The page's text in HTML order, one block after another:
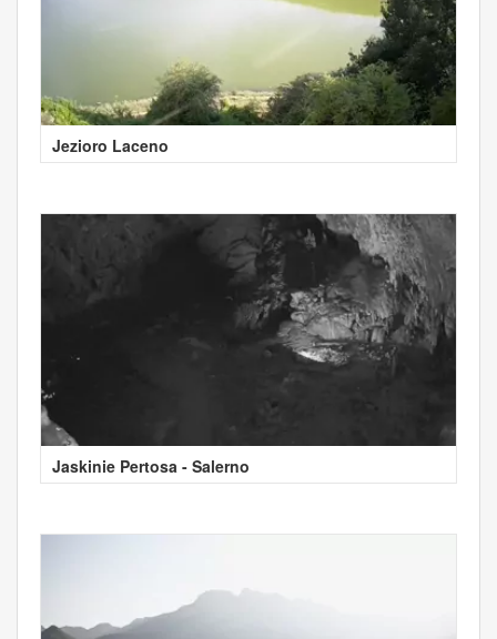
Jezioro Laceno
Jaskinie Pertosa - Salerno